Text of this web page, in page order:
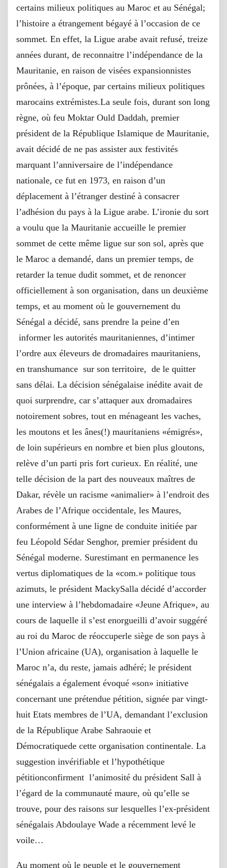
certains milieux politiques au Maroc et au Sénégal;
l’histoire a étrangement bégayé à l’occasion de ce
sommet. En effet, la Ligue arabe avait refusé, treize
années durant, de reconnaitre l’indépendance de la
Mauritanie, en raison de visées expansionnistes
prônées, à l’époque, par certains milieux politiques
marocains extrémistes.La seule fois, durant son long
règne, où feu Moktar Ould Daddah, premier
président de la République Islamique de Mauritanie,
avait décidé de ne pas assister aux festivités
marquant l’anniversaire de l’indépendance
nationale, ce fut en 1973, en raison d’un
déplacement à l’étranger destiné à consacrer
l’adhésion du pays à la Ligue arabe. L’ironie du sort
a voulu que la Mauritanie accueille le premier
sommet de cette même ligue sur son sol, après que
le Maroc a demandé, dans un premier temps, de
retarder la tenue dudit sommet, et de renoncer
officiellement à son organisation, dans un deuxième
temps, et au moment où le gouvernement du
Sénégal a décidé, sans prendre la peine d’en
informer les autorités mauritaniennes, d’intimer
l’ordre aux éleveurs de dromadaires mauritaniens,
en transhumance sur son territoire, de le quitter
sans délai. La décision sénégalaise inédite avait de
quoi surprendre, car s’attaquer aux dromadaires
notoirement sobres, tout en ménageant les vaches,
les moutons et les ânes(!) mauritaniens «émigrés»,
de loin supérieurs en nombre et bien plus gloutons,
relève d’un parti pris fort curieux. En réalité, une
telle décision de la part des nouveaux maîtres de
Dakar, révèle un racisme «animalier» à l’endroit des
Arabes de l’Afrique occidentale, les Maures,
conformément à une ligne de conduite initiée par
feu Léopold Sédar Senghor, premier président du
Sénégal moderne. Surestimant en permanence les
vertus diplomatiques de la «com.» politique tous
azimuts, le président MackySalla décidé d’accorder
une interview à l’hebdomadaire «Jeune Afrique», au
cours de laquelle il s’est enorgueilli d’avoir suggéré
au roi du Maroc de réoccuperle siège de son pays à
l’Union africaine (UA), organisation à laquelle le
Maroc n’a, du reste, jamais adhéré; le président
sénégalais a également évoqué «son» initiative
concernant une prétendue pétition, signée par vingt-
huit Etats membres de l’UA, demandant l’exclusion
de la République Arabe Sahraouie et
Démocratiquede cette organisation continentale. La
suggestion invérifiable et l’hypothétique
pétitionconfirment l’animosité du président Sall à
l’égard de la communauté maure, où qu’elle se
trouve, pour des raisons sur lesquelles l’ex-président
sénégalais Abdoulaye Wade a récemment levé le
voile…
Au moment où le peuple et le gouvernement